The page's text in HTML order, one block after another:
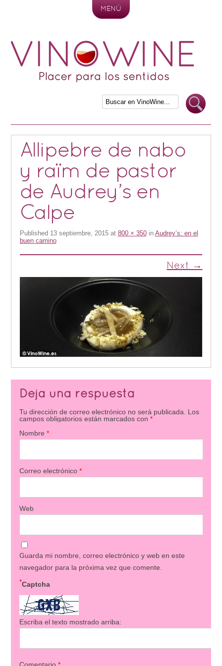
MENÚ
Allipebre de nabo
y raïm de pastor
de Audrey’s en
Calpe
Published 13 septiembre, 2015at 800 × 350in Audrey’s: en el
buen camino
Next →
Deja una respuesta
Tu dirección de correo electrónico no será publicada.
Los
campos obligatorios están marcados con *
Nombre *
Correo electrónico *
Web
Guarda mi nombre, correo electrónico y web en este
navegador para la próxima vez que comente.
Captcha
*
Escriba el texto mostrado arriba:
Comentario *